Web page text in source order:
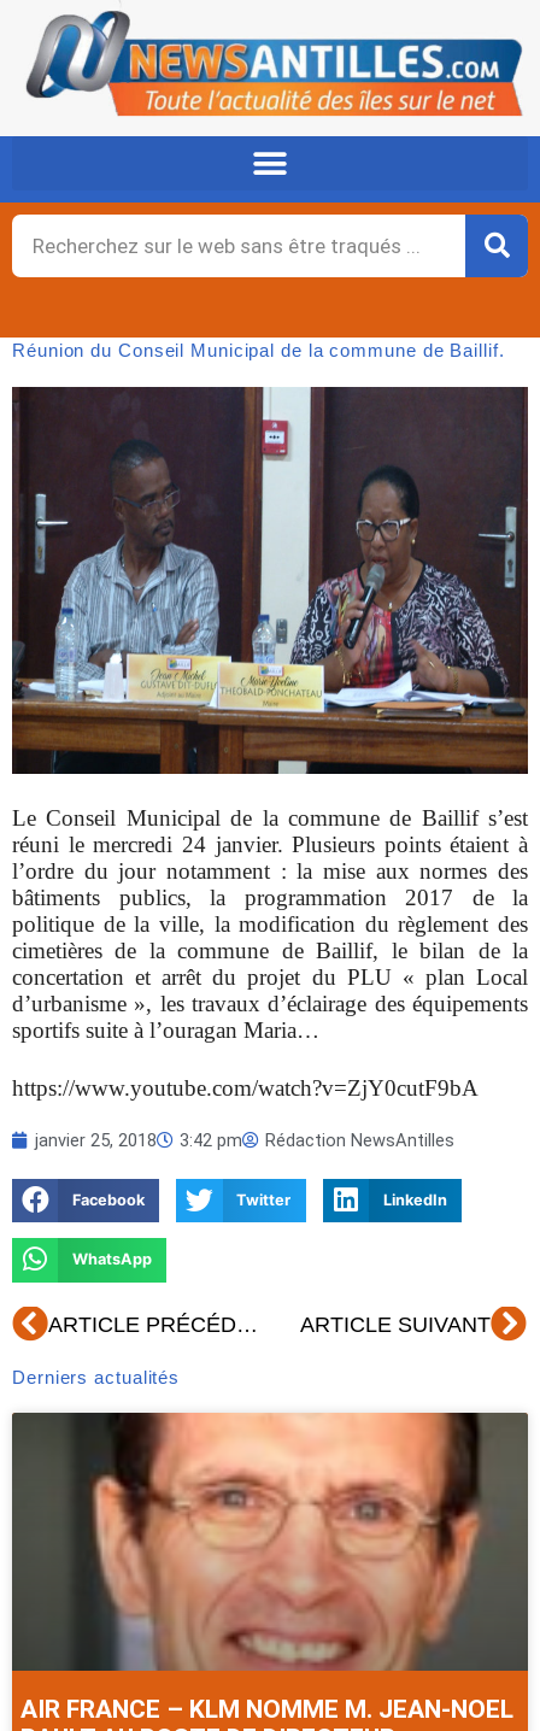
contenu
Rechercher
Réunion du Conseil Municipal de la commune de Baillif.
Le Conseil Municipal de la commune de Baillif s’est
réuni le mercredi 24 janvier. Plusieurs points étaient à
l’ordre du jour notamment : la mise aux normes des
bâtiments publics, la programmation 2017 de la
politique de la ville, la modification du règlement des
cimetières de la commune de Baillif, le bilan de la
concertation et arrêt du projet du PLU « plan Local
d’urbanisme », les travaux d’éclairage des équipements
sportifs suite à l’ouragan Maria…
https://www.youtube.com/watch?v=ZjY0cutF9bA
janvier 25, 2018 3:42 pm Rédaction NewsAntilles
Facebook Twitter LinkedIn
WhatsApp
Précédent ARTICLE PRÉCÉDENT ARTICLE SUIVANT
Derniers actualités
AIR FRANCE – KLM NOMME M. JEAN-NOEL